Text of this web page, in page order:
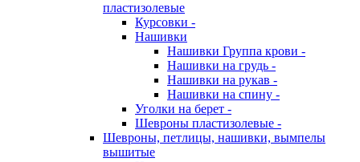
пластизолевые
Курсовки -
Нашивки
Нашивки Группа крови -
Нашивки на грудь -
Нашивки на рукав -
Нашивки на спину -
Уголки на берет -
Шевроны пластизолевые -
Шевроны, петлицы, нашивки, вымпелы
вышитые